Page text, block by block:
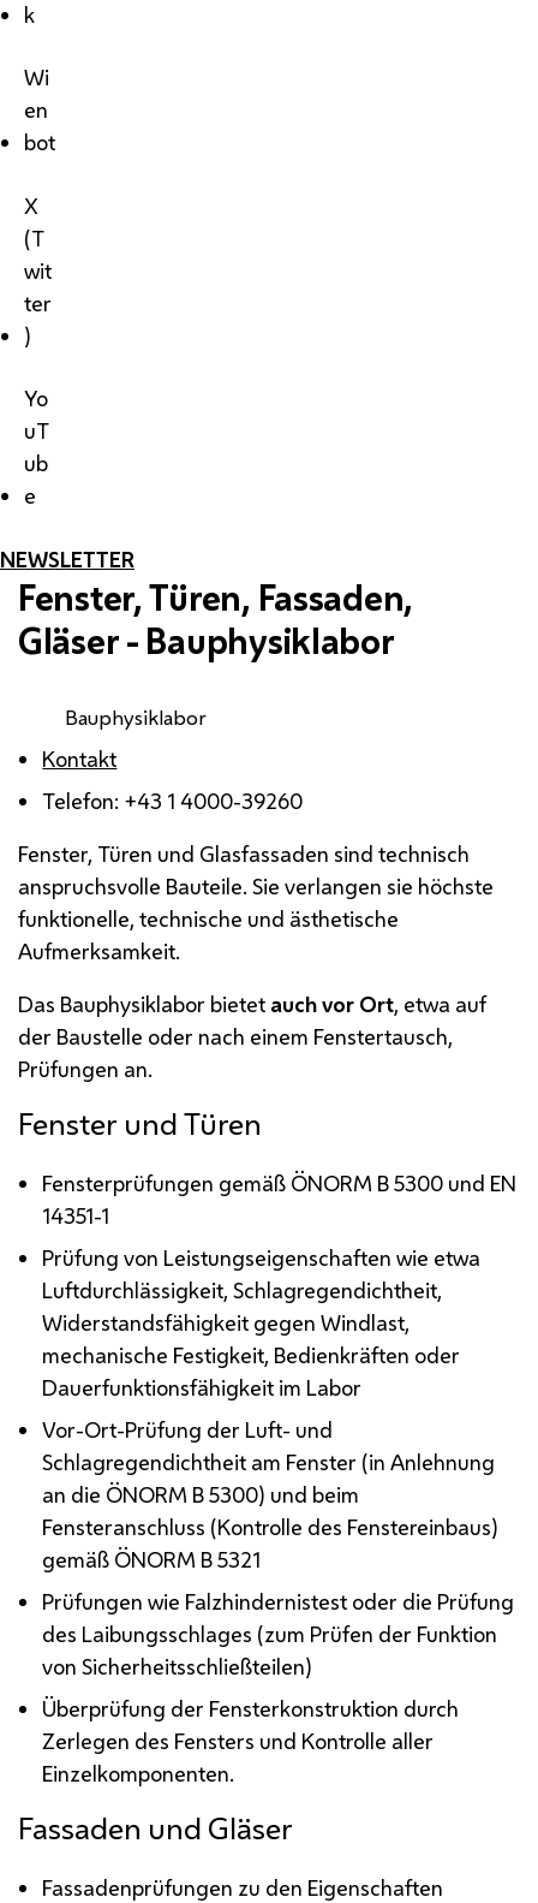
k
Wi
en
bot
X
(T
wit
ter
)
Yo
uT
ub
e
NEWSLETTER
Fenster, Türen, Fassaden,
Gläser - Bauphysiklabor
Bauphysiklabor
Kontakt
Telefon: +43 1 4000-39260
Fenster, Türen und Glasfassaden sind technisch
anspruchsvolle Bauteile. Sie verlangen sie höchste
funktionelle, technische und ästhetische
Aufmerksamkeit.
Das Bauphysiklabor bietet auch vor Ort, etwa auf
der Baustelle oder nach einem Fenstertausch,
Prüfungen an.
Fenster und Türen
Fensterprüfungen gemäß ÖNORM B 5300 und EN
14351-1
Prüfung von Leistungseigenschaften wie etwa
Luftdurchlässigkeit, Schlagregendichtheit,
Widerstandsfähigkeit gegen Windlast,
mechanische Festigkeit, Bedienkräften oder
Dauerfunktionsfähigkeit im Labor
Vor-Ort-Prüfung der Luft- und
Schlagregendichtheit am Fenster (in Anlehnung
an die ÖNORM B 5300) und beim
Fensteranschluss (Kontrolle des Fenstereinbaus)
gemäß ÖNORM B 5321
Prüfungen wie Falzhindernistest oder die Prüfung
des Laibungsschlages (zum Prüfen der Funktion
von Sicherheitsschließteilen)
Überprüfung der Fensterkonstruktion durch
Zerlegen des Fensters und Kontrolle aller
Einzelkomponenten.
Fassaden und Gläser
Fassadenprüfungen zu den Eigenschaften